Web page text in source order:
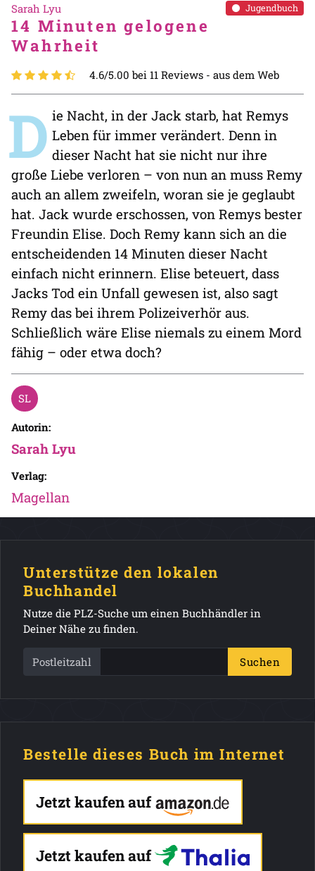
Jugendbuch
Sarah Lyu
14 Minuten gelogene
Wahrheit
4.6/5.00 bei 11 Reviews - aus dem Web
D ie Nacht, in der Jack starb, hat Remys
Leben für immer verändert. Denn in
dieser Nacht hat sie nicht nur ihre
große Liebe verloren – von nun an muss Remy
auch an allem zweifeln, woran sie je geglaubt
hat. Jack wurde erschossen, von Remys bester
Freundin Elise. Doch Remy kann sich an die
entscheidenden 14 Minuten dieser Nacht
einfach nicht erinnern. Elise beteuert, dass
Jacks Tod ein Unfall gewesen ist, also sagt
Remy das bei ihrem Polizeiverhör aus.
Schließlich wäre Elise niemals zu einem Mord
fähig – oder etwa doch?
Autorin:
Sarah Lyu
Verlag:
Magellan
Unterstütze den lokalen
Buchhandel
Nutze die PLZ-Suche um einen Buchhändler in
Deiner Nähe zu finden.
Postleitzahl Suchen
Bestelle dieses Buch im Internet
Jetzt kaufen auf
Jetzt kaufen auf